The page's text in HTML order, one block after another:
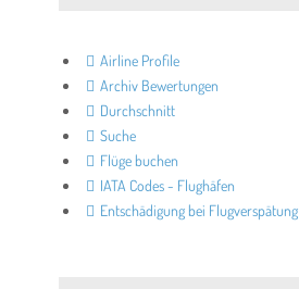
Airline Profile
Archiv Bewertungen
Durchschnitt
Suche
Flüge buchen
IATA Codes - Flughäfen
Entschädigung bei Flugverspätung